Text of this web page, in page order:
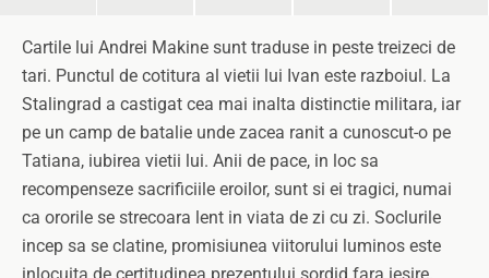
Cartile lui Andrei Makine sunt traduse in peste treizeci de
tari. Punctul de cotitura al vietii lui Ivan este razboiul. La
Stalingrad a castigat cea mai inalta distinctie militara, iar
pe un camp de batalie unde zacea ranit a cunoscut-o pe
Tatiana, iubirea vietii lui. Anii de pace, in loc sa
recompenseze sacrificiile eroilor, sunt si ei tragici, numai
ca ororile se strecoara lent in viata de zi cu zi. Soclurile
incep sa se clatine, promisiunea viitorului luminos este